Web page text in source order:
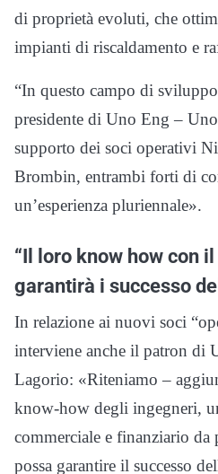
di proprietà evoluti, che
impianti di riscaldamento e
“In questo campo di
presidente di Uno Eng –
supporto dei soci operativi
Brombin, entrambi forti di
un’esperienza pluriennale».
“Il loro know how con
garantirà i successo
In relazione ai nuovi soci
interviene anche il patron di
Lagorio: «Riteniamo –
know-how degli ingegneri,
commerciale e finanziario da
possa garantire il successo